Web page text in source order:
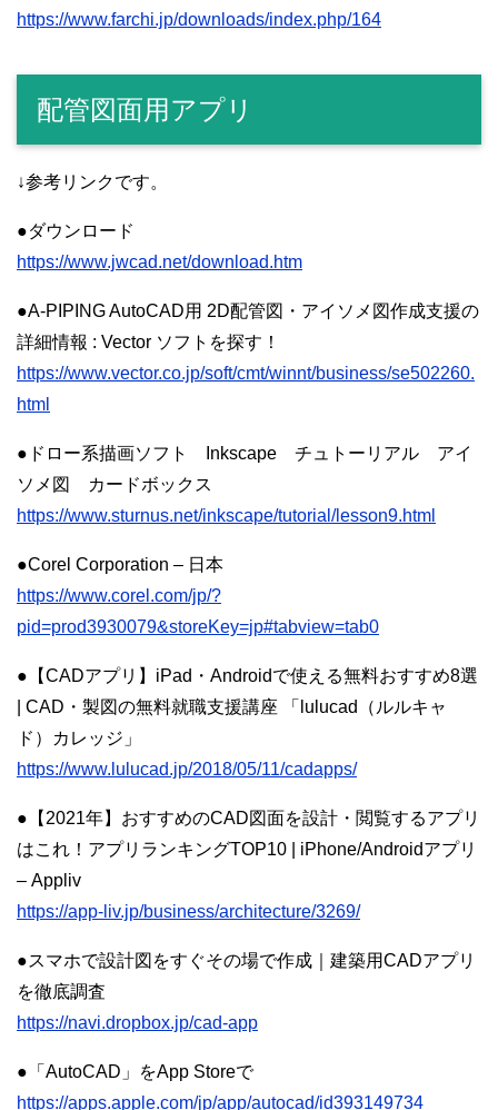
https://www.farchi.jp/downloads/index.php/164
配管図面用アプリ
↓参考リンクです。
●ダウンロード
https://www.jwcad.net/download.htm
●A-PIPING AutoCAD用 2D配管図・アイソメ図作成支援の
詳細情報 : Vector ソフトを探す！
https://www.vector.co.jp/soft/cmt/winnt/business/se502260.
html
●ドロー系描画ソフト Inkscape チュトーリアル アイ
ソメ図 カードボックス
https://www.sturnus.net/inkscape/tutorial/lesson9.html
●Corel Corporation – 日本
https://www.corel.com/jp/?
pid=prod3930079&storeKey=jp#tabview=tab0
●【CADアプリ】iPad・Androidで使える無料おすすめ8選
| CAD・製図の無料就職支援講座 「lulucad（ルルキャ
ド）カレッジ」
https://www.lulucad.jp/2018/05/11/cadapps/
●【2021年】おすすめのCAD図面を設計・閲覧するアプリ
はこれ！アプリランキングTOP10 | iPhone/Androidアプリ
– Appliv
https://app-liv.jp/business/architecture/3269/
●スマホで設計図をすぐその場で作成｜建築用CADアプリ
を徹底調査
https://navi.dropbox.jp/cad-app
●‎「AutoCAD」をApp Storeで
https://apps.apple.com/jp/app/autocad/id393149734